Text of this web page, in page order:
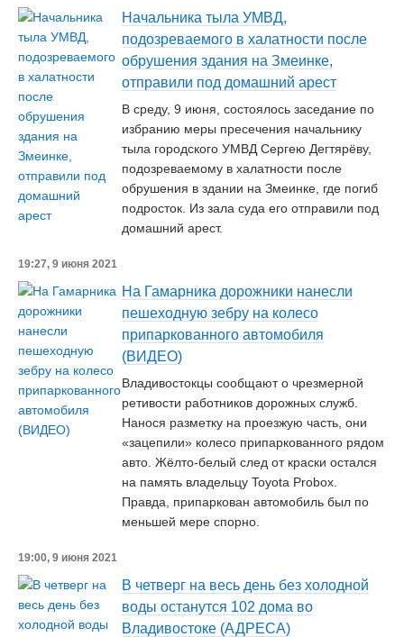
Начальника тыла УМВД,
подозреваемого в халатности после
обрушения здания на Змеинке,
отправили под домашний арест
В среду, 9 июня, состоялось заседание по
избранию меры пресечения начальнику
тыла городского УМВД Сергею Дегтярëву,
подозреваемому в халатности после
обрушения в здании на Змеинке, где погиб
подросток. Из зала суда его отправили под
домашний арест.
19:27, 9 июня 2021
На Гамарника дорожники нанесли
пешеходную зебру на колесо
припаркованного автомобиля
(ВИДЕО)
Владивостокцы сообщают о чрезмерной
ретивости работников дорожных служб.
Нанося разметку на проезжую часть, они
«зацепили» колесо припаркованного рядом
авто. Жёлто-белый след от краски остался
на память владельцу Toyota Probox.
Правда, припаркован автомобиль был по
меньшей мере спорно.
19:00, 9 июня 2021
В четверг на весь день без холодной
воды останутся 102 дома во
Владивостоке (АДРЕСА)